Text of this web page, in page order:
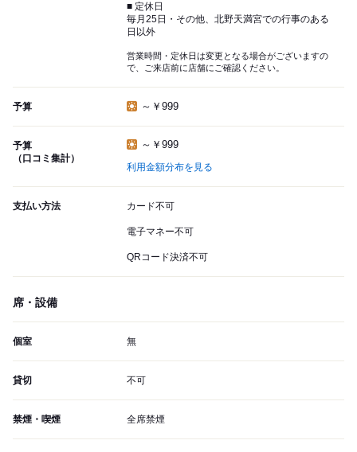
■ 定休日
毎月25日・その他、北野天満宮での行事のある
日以外
営業時間・定休日は変更となる場合がございますの
で、ご来店前に店舗にご確認ください。
予算 ～￥999
予算
（口コミ集計）
～￥999
利用金額分布を見る
支払い方法 カード不可
電子マネー不可
QRコード決済不可
席・設備
個室 無
貸切 不可
禁煙・喫煙 全席禁煙